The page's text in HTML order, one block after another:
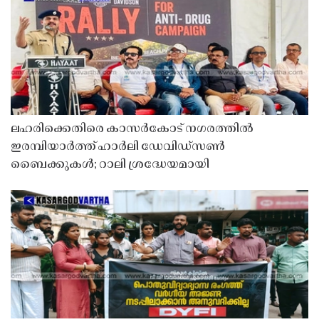
ലഹരിക്കെതിരെ കാസർകോട് നഗരത്തിൽ
ഇരമ്പിയാർത്ത് ഹാർലി ഡേവിഡ്‌സൺ
ബൈക്കുകൾ; റാലി ശ്രദ്ധേയമായി